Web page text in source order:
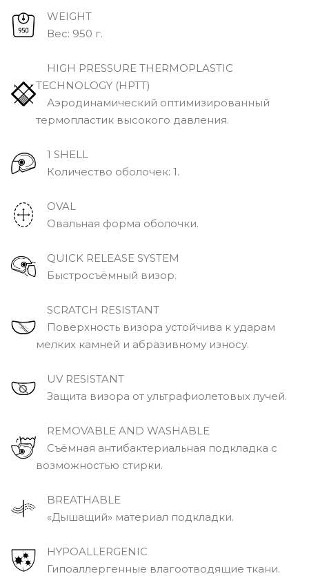
WEIGHT
Вec: 950 г.
HIGH PRESSURE THERMOPLASTIC
TECHNOLOGY (HPTT)
Аэродинамический оптимизированный
термопластик высокого давления.
1 SHELL
Количество оболочек: 1.
OVAL
Овальная форма оболочки.
QUICK RELEASE SYSTEM
Быстросъёмный визор.
SCRATCH RESISTANT
Поверхность визора устойчива к ударам
мелких камней и абразивному износу.
UV RESISTANT
Защита визора от ультрафиолетовых лучей.
REMOVABLE AND WASHABLE
Съёмная антибактериальная подкладка с
возможностью стирки.
BREATHABLE
«Дышащий» материал подкладки.
HYPOALLERGENIC
Гипоаллергенные влагоотводящие ткани.